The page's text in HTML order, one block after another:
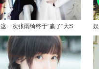
这一次张雨绮终于“赢了”大S